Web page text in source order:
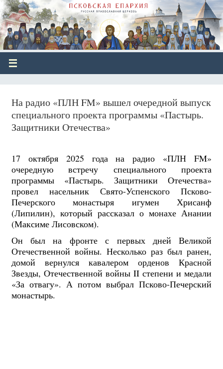
На радио «ПЛН FM» вышел очередной выпуск
специального проекта программы «Пастырь.
Защитники Отечества»
17 октября 2025 года на радио «ПЛН FM»
очередную встречу специального проекта
программы «Пастырь. Защитники Отечества»
провел насельник Свято-Успенского Псково-
Печерского монастыря игумен Хрисанф
(Липилин), который рассказал о монахе Анании
(Максиме Лисовском).
Он был на фронте с первых дней Великой
Отечественной войны. Несколько раз был ранен,
домой вернулся кавалером орденов Красной
Звезды, Отечественной войны II степени и медали
«За отвагу». А потом выбрал Псково-Печерский
монастырь.